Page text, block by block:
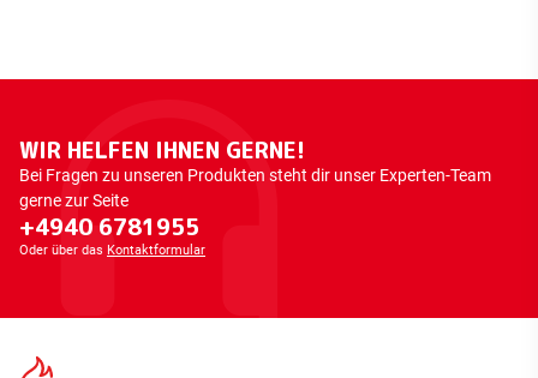
WIR HELFEN IHNEN GERNE!
Bei Fragen zu unseren Produkten steht dir unser Experten-Team
gerne zur Seite
+4940 6781955
Oder über das Kontaktformular